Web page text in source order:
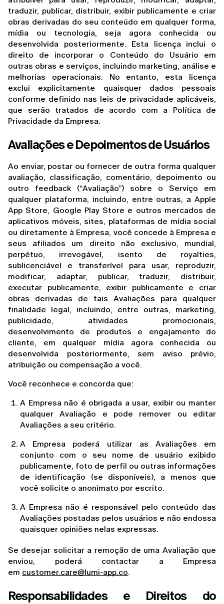
traduzir, publicar, distribuir, exibir publicamente e criar
obras derivadas do seu conteúdo em qualquer forma,
mídia ou tecnologia, seja agora conhecida ou
desenvolvida posteriormente. Esta licença inclui o
direito de incorporar o Conteúdo do Usuário em
outras obras e serviços, incluindo marketing, análise e
melhorias operacionais. No entanto, esta licença
exclui explicitamente quaisquer dados pessoais
conforme definido nas leis de privacidade aplicáveis,
que serão tratados de acordo com a Política de
Privacidade da Empresa.
Avaliações e Depoimentos de Usuários
Ao enviar, postar ou fornecer de outra forma qualquer
avaliação, classificação, comentário, depoimento ou
outro feedback (“Avaliação”) sobre o Serviço em
qualquer plataforma, incluindo, entre outras, a Apple
App Store, Google Play Store e outros mercados de
aplicativos móveis, sites, plataformas de mídia social
ou diretamente à Empresa, você concede à Empresa e
seus afiliados um direito não exclusivo, mundial,
perpétuo, irrevogável, isento de royalties,
sublicenciável e transferível para usar, reproduzir,
modificar, adaptar, publicar, traduzir, distribuir,
executar publicamente, exibir publicamente e criar
obras derivadas de tais Avaliações para qualquer
finalidade legal, incluindo, entre outras, marketing,
publicidade, atividades promocionais,
desenvolvimento de produtos e engajamento do
cliente, em qualquer mídia agora conhecida ou
desenvolvida posteriormente, sem aviso prévio,
atribuição ou compensação a você.
Você reconhece e concorda que:
A Empresa não é obrigada a usar, exibir ou manter
qualquer Avaliação e pode remover ou editar
Avaliações a seu critério.
A Empresa poderá utilizar as Avaliações em
conjunto com o seu nome de usuário exibido
publicamente, foto de perfil ou outras informações
de identificação (se disponíveis), a menos que
você solicite o anonimato por escrito.
A Empresa não é responsável pelo conteúdo das
Avaliações postadas pelos usuários e não endossa
quaisquer opiniões nelas expressas.
Se desejar solicitar a remoção de uma Avaliação que
enviou, poderá contactar a Empresa
em customer.care@lumi-app.co.
Responsabilidades e Direitos do